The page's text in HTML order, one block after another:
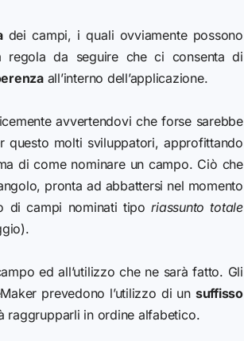
dei campi, i quali ovviamente possono
regola da seguire che ci consenta di
all’interno dell’applicazione.
avvertendovi che forse sarebbe
questo molti sviluppatori, approfittando
di come nominare un campo. Ciò che
pronta ad abbattersi nel momento
di campi nominati tiporiassunto totale
ed all’utilizzo che ne sarà fatto. Gli
prevedono l’utilizzo di un suffisso
raggrupparli in ordine alfabetico.